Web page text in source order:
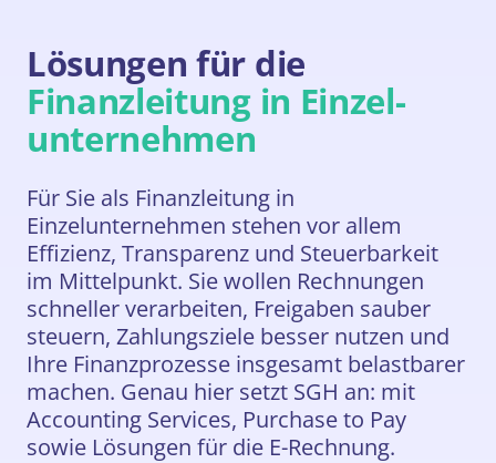
Lösungen für die
Finanzleitung in Einzel­
unternehmen
Für Sie als Finanzleitung in
Einzelunternehmen stehen vor allem
Effizienz, Transparenz und Steuerbarkeit
im Mittelpunkt. Sie wollen Rechnungen
schneller verarbeiten, Freigaben sauber
steuern, Zahlungsziele besser nutzen und
Ihre Finanzprozesse insgesamt belastbarer
machen. Genau hier setzt SGH an: mit
Accounting Services, Purchase to Pay
sowie Lösungen für die E-Rechnung.